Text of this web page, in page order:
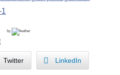
by
Twitter LinkedIn